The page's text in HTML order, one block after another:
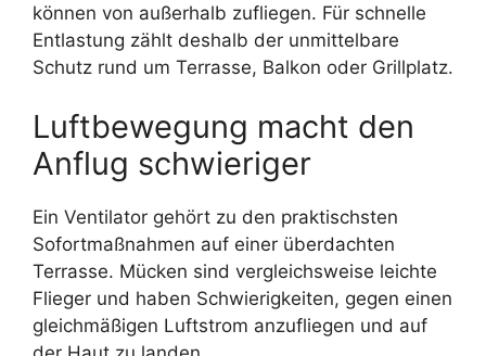
können von außerhalb zufliegen. Für schnelle
Entlastung zählt deshalb der unmittelbare
Schutz rund um Terrasse, Balkon oder Grillplatz.
Luftbewegung macht den
Anflug schwieriger
Ein Ventilator gehört zu den praktischsten
Sofortmaßnahmen auf einer überdachten
Terrasse. Mücken sind vergleichsweise leichte
Flieger und haben Schwierigkeiten, gegen einen
gleichmäßigen Luftstrom anzufliegen und auf